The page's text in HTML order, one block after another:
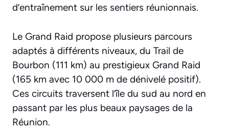
d’entraînement sur les sentiers réunionnais.
Le Grand Raid propose plusieurs parcours
adaptés à différents niveaux, du Trail de
Bourbon (111 km) au prestigieux Grand Raid
(165 km avec 10 000 m de dénivelé positif).
Ces circuits traversent l’île du sud au nord en
passant par les plus beaux paysages de la
Réunion.